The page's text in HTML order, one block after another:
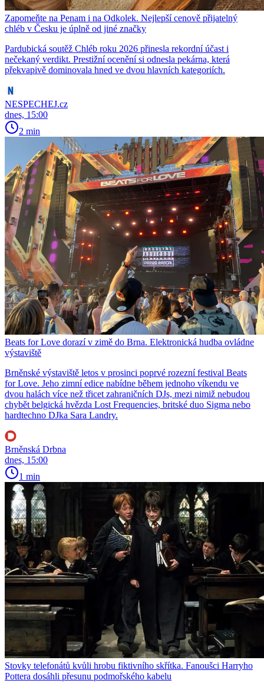
Zapomeňte na Penam i na Odkolek. Nejlepší cenově přijatelný
chléb v Česku je úplně od jiné značky
Pardubická soutěž Chléb roku 2026 přinesla rekordní účast i
nečekaný verdikt. Prestižní ocenění si odnesla pekárna, která
překvapivě dominovala hned ve dvou hlavních kategoriích.
NESPECHEJ.cz
dnes, 15:00
2 min
Beats for Love dorazí v zimě do Brna. Elektronická hudba ovládne
výstaviště
Brněnské výstaviště letos v prosinci poprvé rozezní festival Beats
for Love. Jeho zimní edice nabídne během jednoho víkendu ve
dvou halách více než třicet zahraničních DJs, mezi nimiž nebudou
chybět belgická hvězda Lost Frequencies, britské duo Sigma nebo
hardtechno DJka Sara Landry.
Brněnská Drbna
dnes, 15:00
1 min
Stovky telefonátů kvůli hrobu fiktivního skřítka. Fanoušci Harryho
Pottera dosáhli přesunu podmořského kabelu